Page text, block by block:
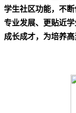
学生社区功能，不
专业发展、更贴近
成长成才，为培养